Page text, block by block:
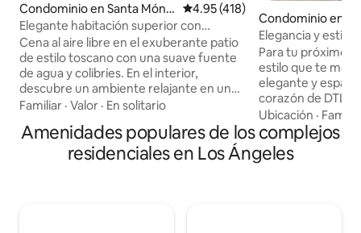
Condominio en Santa Mónic
a
Calificación promedio: 4.95 de
4.95 (418)
Elegante habitación superior con
comedor en el patio del jardín
Cena al aire libre en el exuberante patio
de estilo toscano con una suave fuente
de agua y colibríes. En el interior,
descubre un ambiente relajante en un
espacio con muebles clásicos y
patio trasero. Un encantador
departamento de 1 recámara con cama
tamaño king, persianas, un escritorio
Familiar · Valor · En solitario
Condominio en
Los Angeles
Elegancia y estilo
Ángeles (1
gratuito, piscina)
Para tu próximo
estilo que te
elegante y
corazón de
nuestro
meticulosamente
huéspedes el
encontrar en
Ubicación ·
Amenidades populares de los complejos
residenciales en Los Ángeles